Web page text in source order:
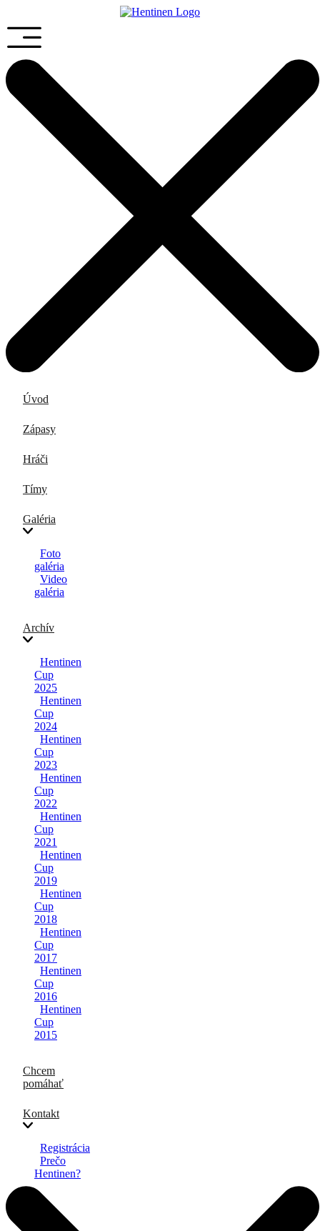
na
obsah
Úvod
Zápasy
Hráči
Tímy
Galéria
Foto
galéria
Video
galéria
Archív
Hentinen
Cup
2025
Hentinen
Cup
2024
Hentinen
Cup
2023
Hentinen
Cup
2022
Hentinen
Cup
2021
Hentinen
Cup
2019
Hentinen
Cup
2018
Hentinen
Cup
2017
Hentinen
Cup
2016
Hentinen
Cup
2015
Chcem
pomáhať
Kontakt
Registrácia
Prečo
Hentinen?